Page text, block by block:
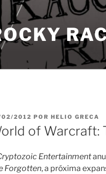
2012 POR HELIO GRECA
of Warcraft:
Entertainment
Forgotten, a próxima